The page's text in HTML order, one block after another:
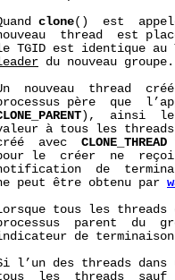
clone()  est
thread  est
TGID est identique
du nouveau groupe.
nouveau  thread
père  que
),  ainsi
à tous les
avec
CLONE_THREAD
le  créer  ne
de
peut être obtenu par
tous les
parent  du
de
l’un des threads
les  threads